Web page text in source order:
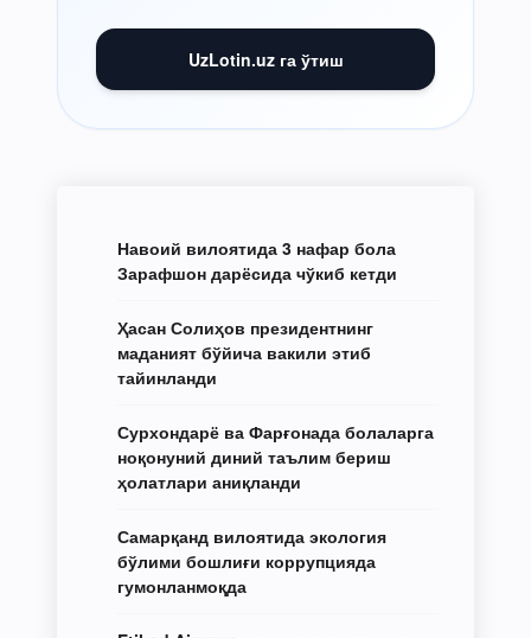
UzLotin.uz га ўтиш
Навоий вилоятида 3 нафар бола
Зарафшон дарёсида чўкиб кетди
Ҳасан Солиҳов президентнинг
маданият бўйича вакили этиб
тайинланди
Сурхондарё ва Фарғонада болаларга
ноқонуний диний таълим бериш
ҳолатлари аниқланди
Самарқанд вилоятида экология
бўлими бошлиғи коррупцияда
гумонланмоқда